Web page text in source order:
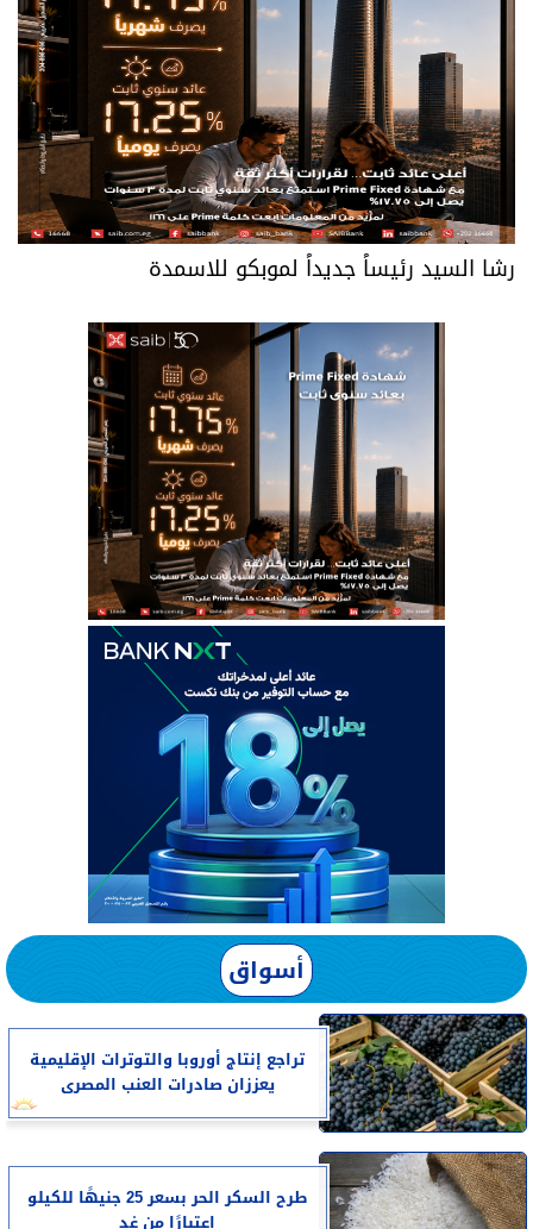
رشا السيد رئيساً جديداً لموبكو للاسمدة
أسواق
تراجع إنتاج أوروبا والتوترات الإقليمية
يعززان صادرات العنب المصرى
طرح السكر الحر بسعر 25 جنيهًا للكيلو
اعتبارًا من غد